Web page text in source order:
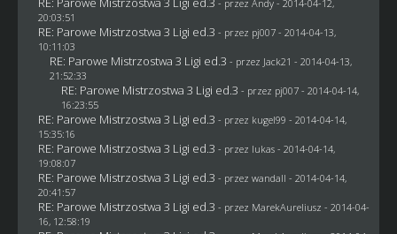
- przez Andy - 2014-04-12,
20:03:51
RE: Parowe Mistrzostwa 3 Ligi ed.3 - przez pj007- 2014-04-13,
10:11:03
RE: Parowe Mistrzostwa 3 Ligi ed.3 - przez Jack21 - 2014-04-13,
21:52:33
RE: Parowe Mistrzostwa 3 Ligi ed.3 - przez pj007- 2014-04-14,
16:23:55
RE: Parowe Mistrzostwa 3 Ligi ed.3 - przez kugel99 - 2014-04-14,
15:35:16
RE: Parowe Mistrzostwa 3 Ligi ed.3 - przez lukas- 2014-04-14,
19:08:07
RE: Parowe Mistrzostwa 3 Ligi ed.3 - przez wandall - 2014-04-14,
20:41:57
RE: Parowe Mistrzostwa 3 Ligi ed.3 - przez MarekAureliusz - 2014-04-
16, 12:58:19